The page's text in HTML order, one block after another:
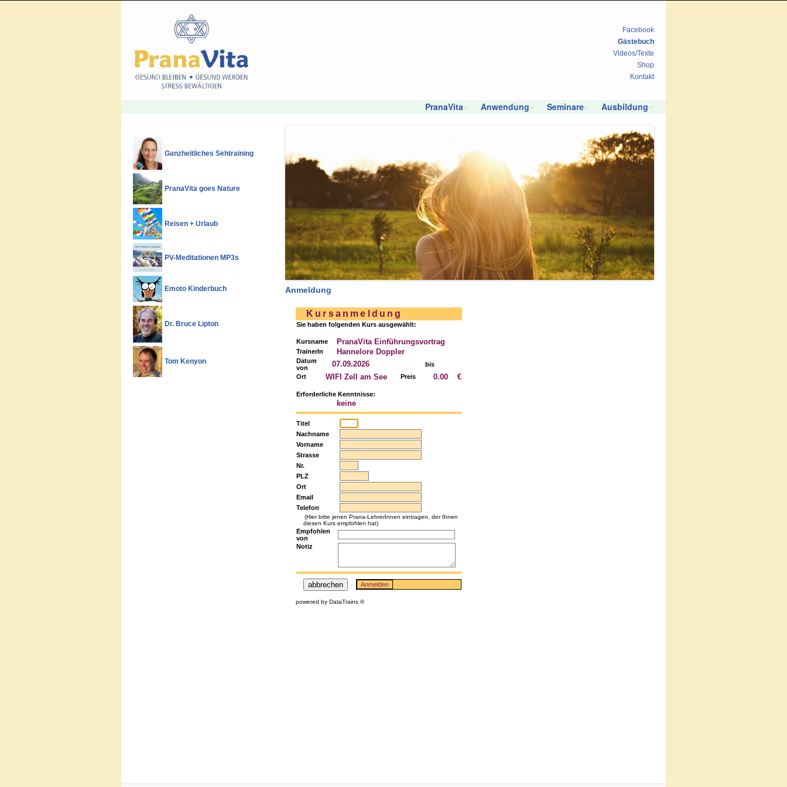
Facebook
Gästebuch
Videos/Texte
Shop
Kontakt
PranaVita Anwendung Seminare Ausbildung
Anmeldung
Ganzheitliches Sehtraining
PranaVita goes Nature
Reisen + Urlaub
PV-Meditationen MP3s
Emoto Kinderbuch
Dr. Bruce Lipton
Tom Kenyon